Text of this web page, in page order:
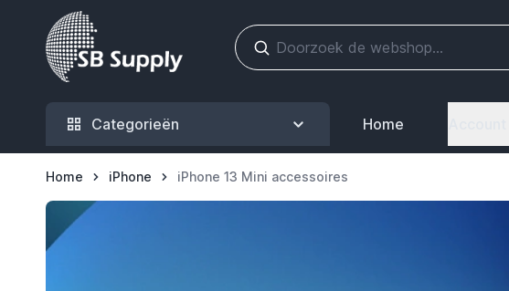
Ga naar de inhoud
Categorieën Home
Home iPhone iPhone 13 Mini accessoires